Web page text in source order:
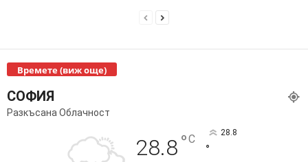
Времете (виж още)
СОФИЯ
Разкъсана Облачност
28.8°C 28.8
°